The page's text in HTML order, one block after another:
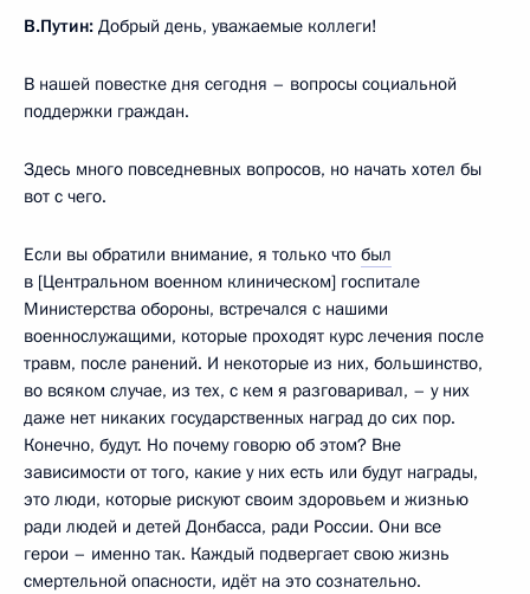
В.Путин: Добрый день, уважаемые коллеги!
В нашей повестке дня сегодня – вопросы социальной
поддержки граждан.
Здесь много повседневных вопросов, но начать хотел бы
вот с чего.
Если вы обратили внимание, я только что был
в [Центральном военном клиническом] госпитале
Министерства обороны, встречался с нашими
военнослужащими, которые проходят курс лечения после
травм, после ранений. И некоторые из них, большинство,
во всяком случае, из тех, с кем я разговаривал, – у них
даже нет никаких государственных наград до сих пор.
Конечно, будут. Но почему говорю об этом? Вне
зависимости от того, какие у них есть или будут награды,
это люди, которые рискуют своим здоровьем и жизнью
ради людей и детей Донбасса, ради России. Они все
герои – именно так. Каждый подвергает свою жизнь
смертельной опасности, идёт на это сознательно.